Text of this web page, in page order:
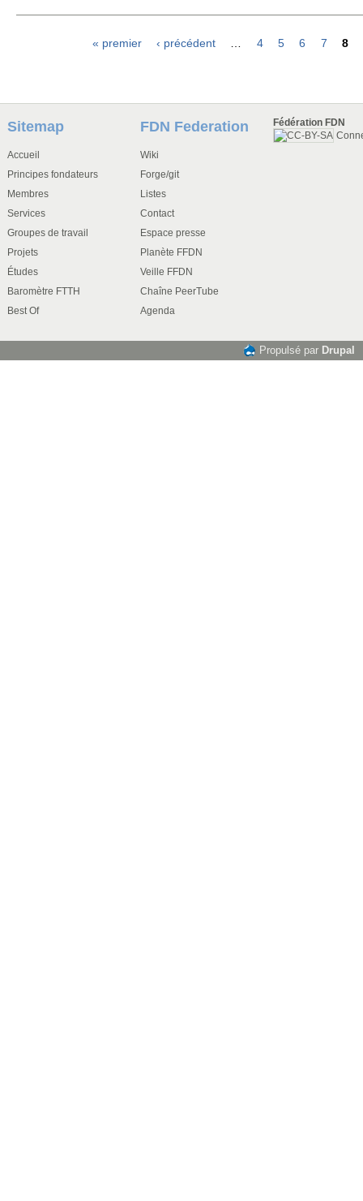
« premier ‹ précédent 4 5 6 7 8
Sitemap
Accueil
Principes fondateurs
Membres
Services
Groupes de travail
Projets
Études
Baromètre FTTH
Best Of
FDN Federation
Wiki
Forge/git
Listes
Contact
Espace presse
Planète FFDN
Veille FFDN
Chaîne PeerTube
Agenda
Fédération FDN
Propulsé par Drupal